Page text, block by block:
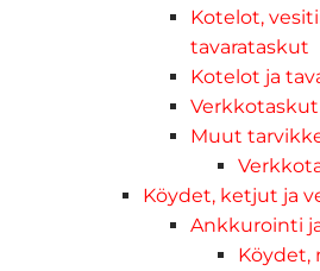
Kotelot,
tavarataskut
Kotelot ja
Verkkotaskut
Muut
Köydet, ketjut ja
Ankkurointi
Köydet,